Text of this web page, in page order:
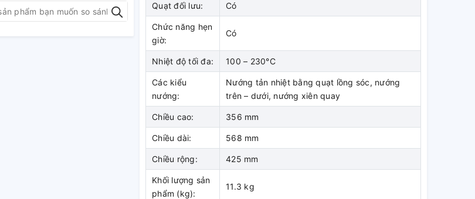
Quạt đối lưu: Có
Chức năng hẹn
giờ:
Có
Nhiệt độ tối đa: 100 – 230°C
Các kiểu
nướng:
Nướng tản nhiệt bằng quạt lồng sóc, nướng
trên – dưới, nướng xiên quay
Chiều cao: 356 mm
Chiều dài: 568 mm
Chiều rộng: 425 mm
Khối lượng sản
phẩm (kg):
11.3 kg